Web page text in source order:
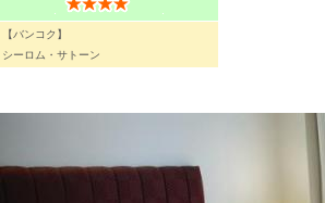
【バンコク】
シーロム・サトーン